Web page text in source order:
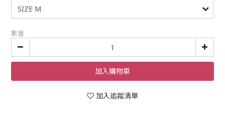
數量
加入購物車
加入追蹤清單